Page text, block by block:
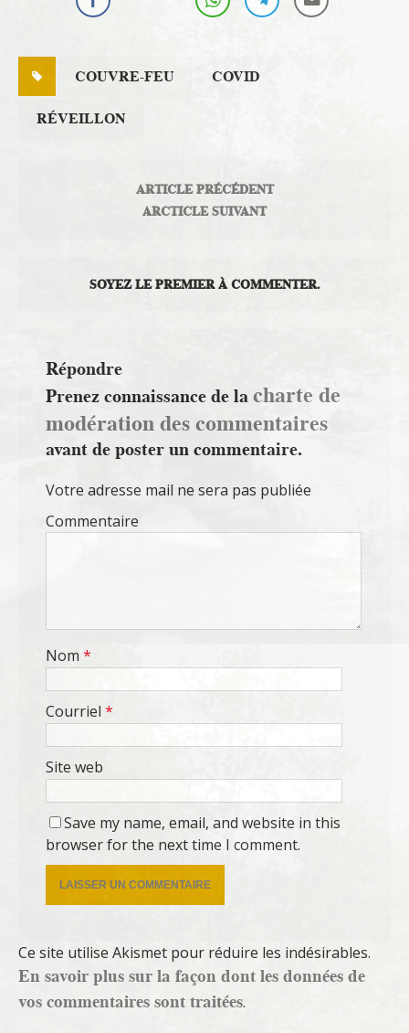
COUVRE-FEU COVID
RÉVEILLON
ARTICLE PRÉCÉDENT
ARCTICLE SUIVANT
SOYEZ LE PREMIER À COMMENTER.
Répondre
Prenez connaissance de lacharte de
modération des commentaires
avant de poster un commentaire.
Votre adresse mail ne sera pas publiée
Commentaire
Nom *
Courriel *
Site web
Save my name, email, and website in this
browser for the next time I comment.
Ce site utilise Akismet pour réduire les indésirables.
En savoir plus sur la façon dont les données de
vos commentaires sont traitées.